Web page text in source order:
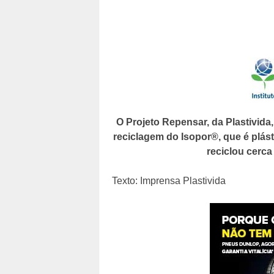
O Projeto Repensar, da
reciclagem do Isopor®, que é
reciclou
Texto: Imprensa Plastivida